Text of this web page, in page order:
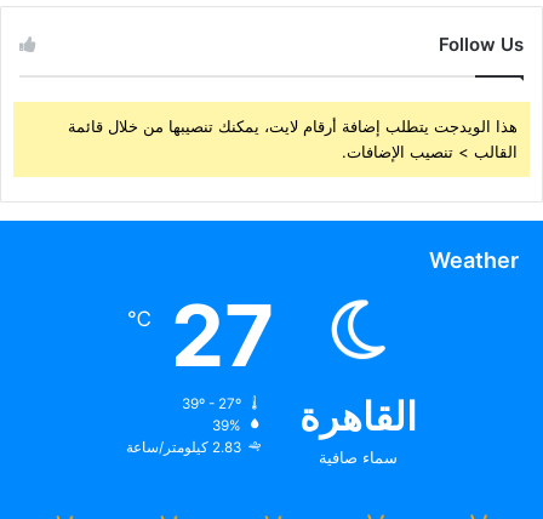
Follow Us
هذا الويدجت يتطلب إضافة أرقام لايت، يمكنك تنصيبها من خلال قائمة
القالب > تنصيب الإضافات.
Weather
القاهرة
سماء صافية
27
℃
39%
2.83 كيلومتر/ساعة